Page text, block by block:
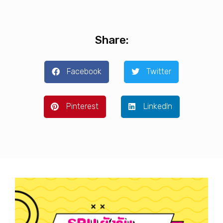
Share:
Facebook Twitter
Pinterest LinkedIn